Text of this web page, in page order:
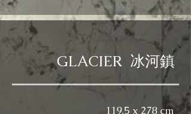
GLACIER 冰河鎮
119.5 x 278 cm